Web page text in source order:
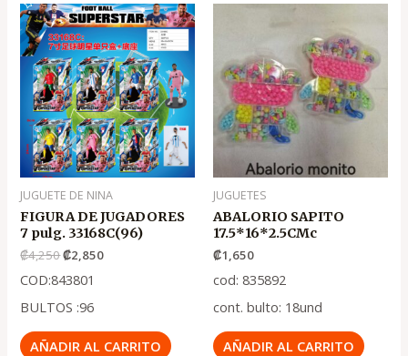
JUGUETE DE NINA
FIGURA DE JUGADORES
7 pulg. 33168C(96)
₡4,250
El
precio
original
era:
.
₡4,250
₡2,850
El
precio
actual
es:
.
₡2,850
COD:843801
BULTOS :96
AÑADIR AL CARRITO
JUGUETES
ABALORIO SAPITO
17.5*16*2.5CMc
₡1,650
cod: 835892
cont. bulto: 18und
AÑADIR AL CARRITO